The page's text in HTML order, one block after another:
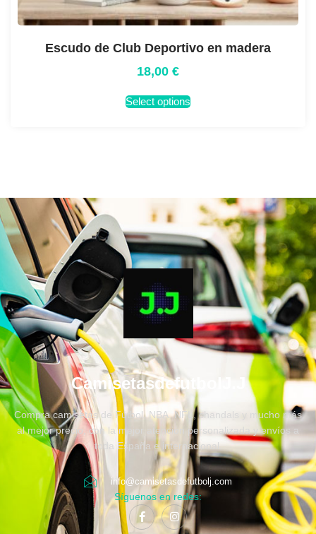
Escudo de Club Deportivo en madera
18,00 €
Select options
CamisetasdefutbolJ.J
Compra camisetas de Fútbol, NBA, NFL, chandals y mucho más
al mejor precio, con la mejor atención personalizada y envíos a
toda España e internacional.
info@camisetasdefutbolj.com
Síguenos en redes: